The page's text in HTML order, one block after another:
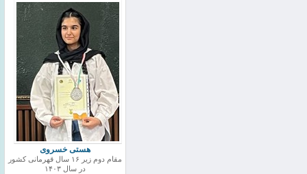
هستی خسروی
مقام دوم زیر ۱۶ سال قهرمانی کشور
در سال ۱۴۰۳